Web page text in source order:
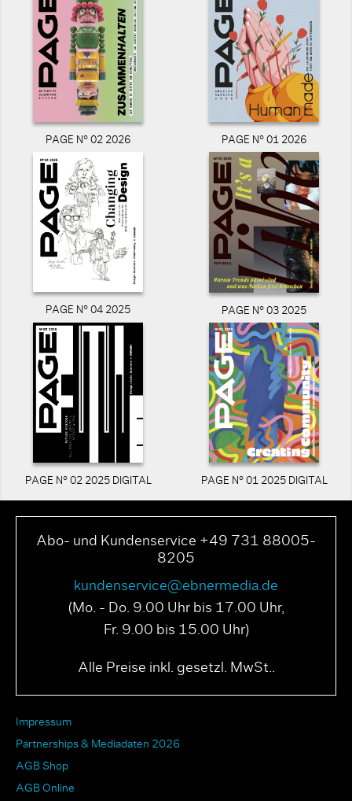
PAGE N° 02 2026 PAGE N° 01 2026
PAGE N° 04 2025 PAGE N° 03 2025
PAGE N° 02 2025 DIGITAL PAGE N° 01 2025 DIGITAL
Abo- und Kundenservice +49 731 88005-
8205
kundenservice@ebnermedia.de
(Mo. - Do. 9.00 Uhr bis 17.00 Uhr,
Fr. 9.00 bis 15.00 Uhr)
Alle Preise inkl. gesetzl. MwSt..
Impressum
Partnerships & Mediadaten 2026
AGB Shop
AGB Online